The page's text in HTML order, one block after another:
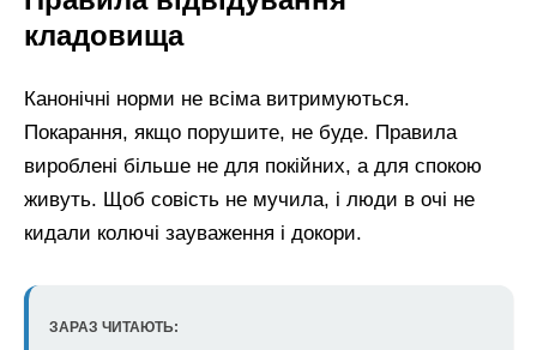
кладовища
Канонічні норми не всіма витримуються.
Покарання, якщо порушите, не буде. Правила
вироблені більше не для покійних, а для спокою
живуть. Щоб совість не мучила, і люди в очі не
кидали колючі зауваження і докори.
ЗАРАЗ ЧИТАЮТЬ: